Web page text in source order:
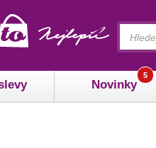
Novinky
5